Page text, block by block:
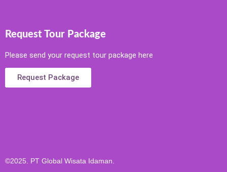
Request Tour Package
Please send your request tour package here
Request Package
©2025. PT Global Wisata Idaman.